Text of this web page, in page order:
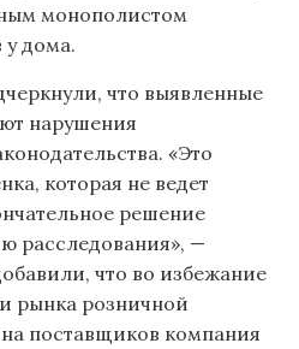
монополистом
у дома.
что выявленные
нарушения
«Это
которая не ведет
решение
расследования», —
что во избежание
рынка розничной
поставщиков компания